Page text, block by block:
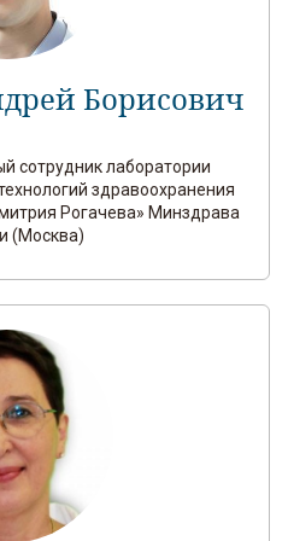
Борисович
сотрудник лаборатории
здравоохранения
Рогачева» Минздрава
(Москва)